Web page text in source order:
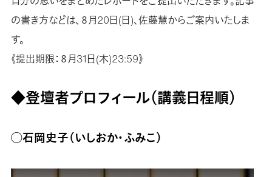
の書き方などは、８月20日(日)、佐藤慧からご案内いたしま
す。
《提出期限：８月31日(木)23:59》
◆登壇者プロフィール（講義日程順）
◯石岡史子（いしおか・ふみこ）